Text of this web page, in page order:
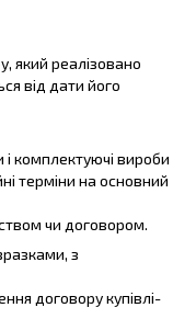
який реалізовано
від дати його
і комплектуючі вироби
терміни на основний
чи договором.
з
договору купівлі-